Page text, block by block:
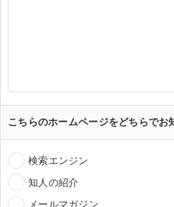
こちらのホームページをどちらでお
検索エンジン
知人の紹介
メールマガジン